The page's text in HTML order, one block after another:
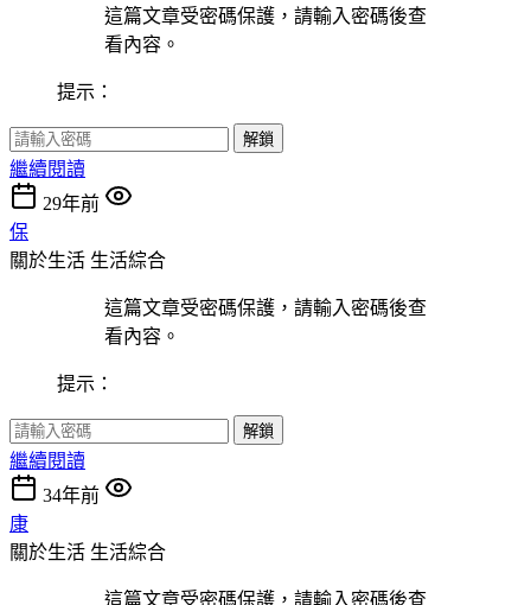
這篇文章受密碼保護，請輸入密碼後查
看內容。
提示：
解鎖
繼續閱讀
29年前
保
關於生活 生活綜合
這篇文章受密碼保護，請輸入密碼後查
看內容。
提示：
解鎖
繼續閱讀
34年前
康
關於生活 生活綜合
這篇文章受密碼保護，請輸入密碼後查